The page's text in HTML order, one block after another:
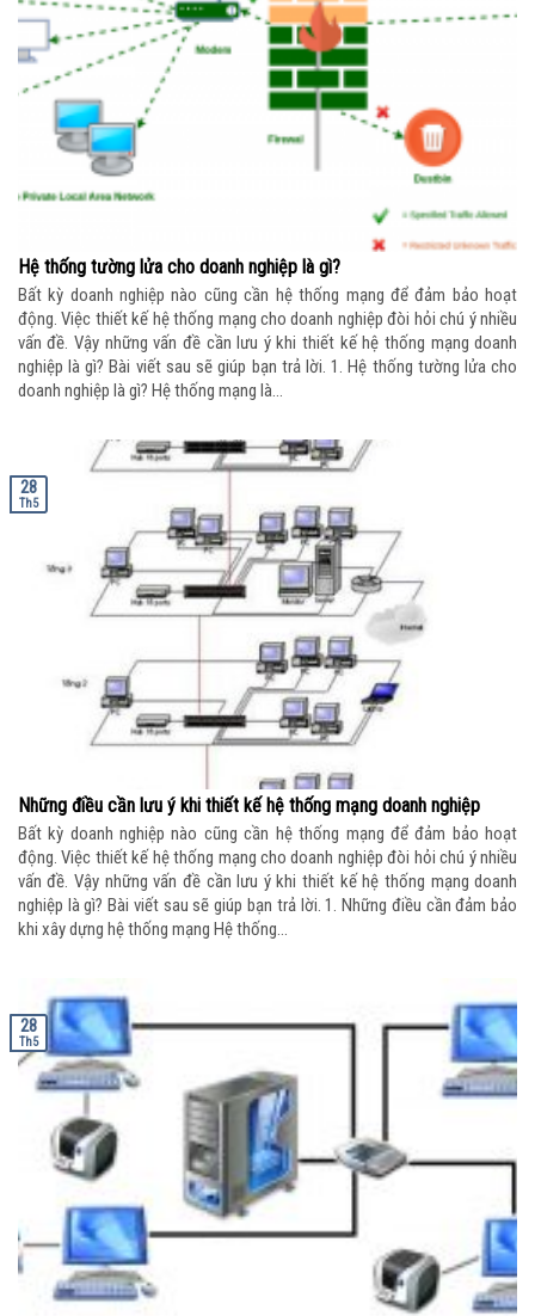
Hệ thống tường lửa cho doanh nghiệp là gì?
Bất kỳ doanh nghiệp nào cũng cần hệ thống mạng để đảm bảo hoạt
động. Việc thiết kế hệ thống mạng cho doanh nghiệp đòi hỏi chú ý nhiều
vấn đề. Vậy những vấn đề cần lưu ý khi thiết kế hệ thống mạng doanh
nghiệp là gì? Bài viết sau sẽ giúp bạn trả lời. 1. Hệ thống tường lửa cho
doanh nghiệp là gì? Hệ thống mạng là...
Những điều cần lưu ý khi thiết kế hệ thống mạng doanh nghiệp
Bất kỳ doanh nghiệp nào cũng cần hệ thống mạng để đảm bảo hoạt
động. Việc thiết kế hệ thống mạng cho doanh nghiệp đòi hỏi chú ý nhiều
vấn đề. Vậy những vấn đề cần lưu ý khi thiết kế hệ thống mạng doanh
nghiệp là gì? Bài viết sau sẽ giúp bạn trả lời. 1. Những điều cần đảm bảo
khi xây dựng hệ thống mạng Hệ thống...
28
Th5
28
Th5